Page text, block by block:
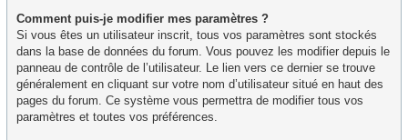
Comment puis-je modifier mes paramètres ?
Si vous êtes un utilisateur inscrit, tous vos paramètres sont stockés
dans la base de données du forum. Vous pouvez les modifier depuis le
panneau de contrôle de l’utilisateur. Le lien vers ce dernier se trouve
généralement en cliquant sur votre nom d’utilisateur situé en haut des
pages du forum. Ce système vous permettra de modifier tous vos
paramètres et toutes vos préférences.